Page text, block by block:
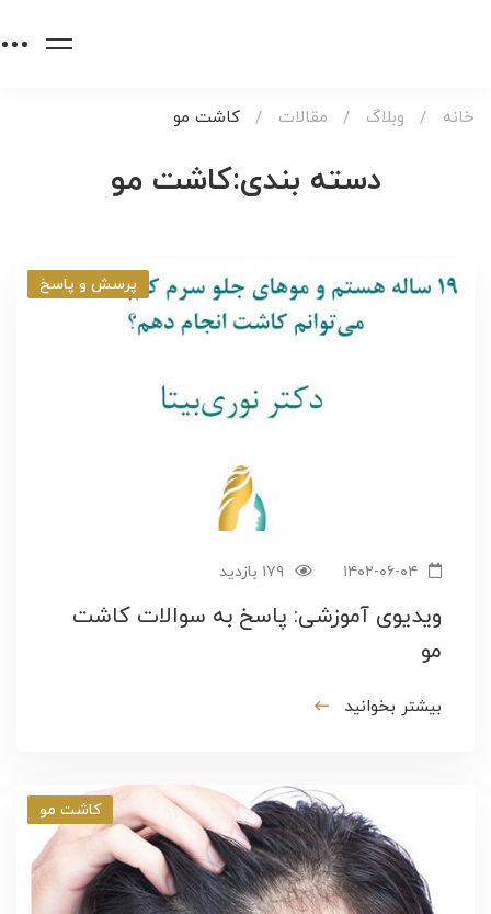
دسته بندی:کاشت مو
خانه وبلاگ مقالات کاشت مو
پرسش و پاسخ
۱۷۹ بازدید
ویدیوی آموزشی: پاسخ به سوالات کاشت
مو
بیشتر بخوانید
کاشت مو